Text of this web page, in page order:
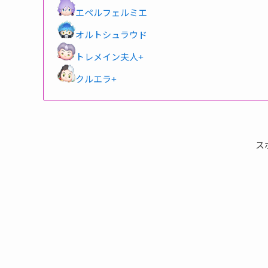
エペルフェルミエ
オルトシュラウド
トレメイン夫人+
クルエラ+
ス